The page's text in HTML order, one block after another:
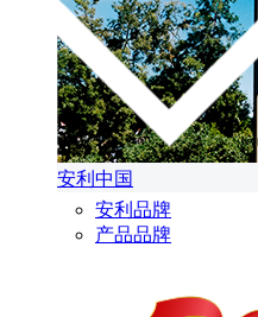
安利中国
安利品牌
产品品牌